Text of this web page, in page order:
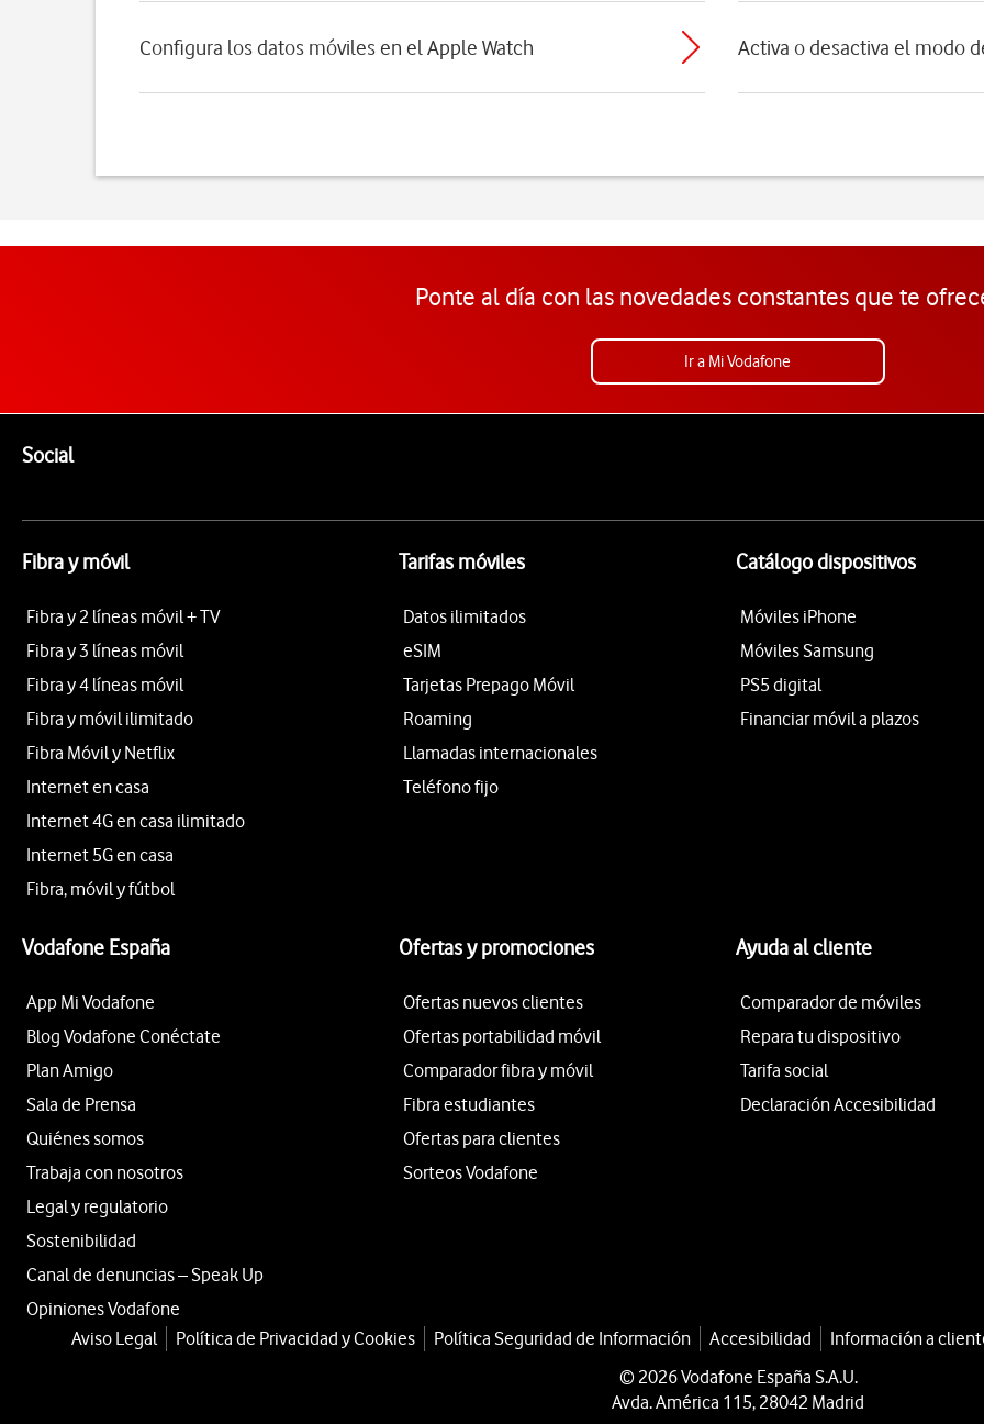
Configura los datos móviles en el Apple Watch Activa o desactiva el modo
Ponte al día con las novedades constantes que te
Ir a Mi Vodafone
SocialEnlaces a las redes sociales de Vodafone
Fibra y móvil
Fibra y 2 líneas móvil + TV
Fibra y 3 líneas móvil
Fibra y 4 líneas móvil
Fibra y móvil ilimitado
Fibra Móvil y Netflix
Internet en casa
Internet 4G en casa ilimitado
Internet 5G en casa
Fibra, móvil y fútbol
Tarifas móviles
Datos ilimitados
eSIM
Tarjetas Prepago Móvil
Roaming
Llamadas internacionales
Teléfono fijo
Catálogo dispositivos
Móviles iPhone
Móviles Samsung
PS5 digital
Financiar móvil a plazos
Vodafone España
App Mi Vodafone
Blog Vodafone Conéctate
Plan Amigo
Sala de Prensa
Quiénes somos
Trabaja con nosotros
Legal y regulatorio
Sostenibilidad
Canal de denuncias – Speak Up
Opiniones Vodafone
Ofertas y promociones
Ofertas nuevos clientes
Ofertas portabilidad móvil
Comparador fibra y móvil
Fibra estudiantes
Ofertas para clientes
Sorteos Vodafone
Ayuda al cliente
Comparador de móviles
Repara tu dispositivo
Tarifa social
Declaración Accesibilidad
Aviso Legal Política de Privacidad y Cookies Política Seguridad de Información Accesibilidad
Información a
© 2026 Vodafone España S.A.U.
Avda. América 115, 28042 Madrid